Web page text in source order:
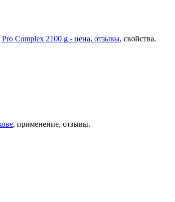
Pro Complex 2100 g - цена, отзывы, свойства.
, применение, отзывы.